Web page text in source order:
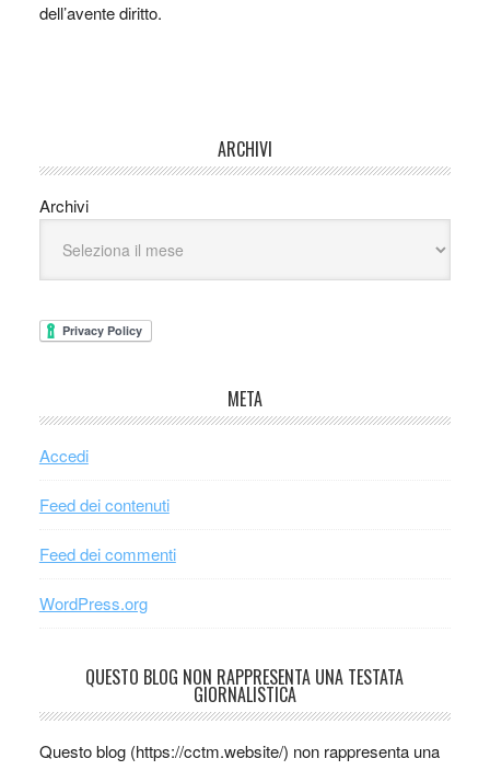
dell’avente diritto.
ARCHIVI
Archivi
META
Accedi
Feed dei contenuti
Feed dei commenti
WordPress.org
QUESTO BLOG NON RAPPRESENTA UNA TESTATA
GIORNALISTICA
Questo blog (https://cctm.website/) non rappresenta una